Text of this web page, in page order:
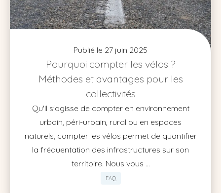
Publié le 27 juin 2025
Pourquoi compter les vélos ?
Méthodes et avantages pour les
collectivités
Qu'il s'agisse de compter en environnement
urbain, péri-urbain, rural ou en espaces
naturels, compter les vélos permet de quantifier
la fréquentation des infrastructures sur son
territoire. Nous vous ...
FAQ